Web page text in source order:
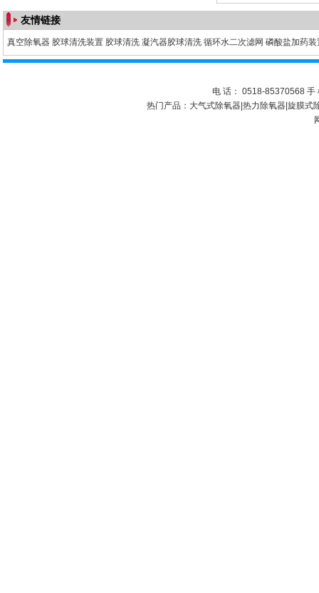
友情链接
真空除氧器 胶球清洗装置 胶球清洗 凝汽器胶球清洗 循环水二次滤网 磷酸盐加药装
电 话： 0518-85370568
热门产品： 大气式除氧器 热力除氧器 旋膜式